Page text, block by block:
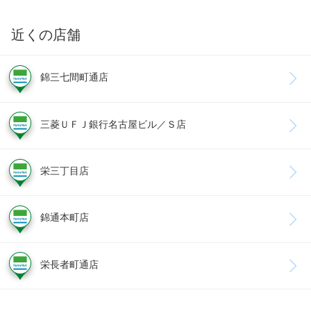
近くの店舗
錦三七間町通店
三菱ＵＦＪ銀行名古屋ビル／Ｓ店
栄三丁目店
錦通本町店
栄長者町通店